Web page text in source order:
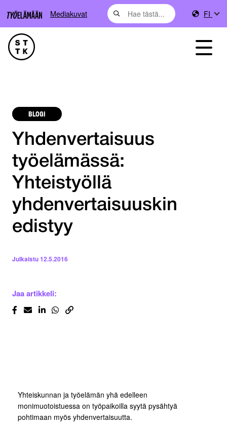
Mediakuvat FI
BLOGI
Yhdenvertaisuus
työelämässä:
Yhteistyöllä
yhdenvertaisuuskin
edistyy
Julkaistu12.5.2016
Jaa artikkeli:
Yhteiskunnan ja työelämän yhä edelleen
monimuotoistuessa on työpaikoilla syytä pysähtyä
pohtimaan myös yhdenvertaisuutta.